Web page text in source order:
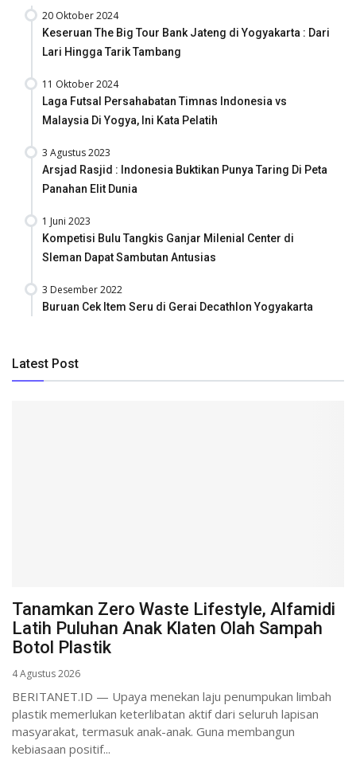
20 Oktober 2024
Keseruan The Big Tour Bank Jateng di Yogyakarta : Dari
Lari Hingga Tarik Tambang
11 Oktober 2024
Laga Futsal Persahabatan Timnas Indonesia vs
Malaysia Di Yogya, Ini Kata Pelatih
3 Agustus 2023
Arsjad Rasjid : Indonesia Buktikan Punya Taring Di Peta
Panahan Elit Dunia
1 Juni 2023
Kompetisi Bulu Tangkis Ganjar Milenial Center di
Sleman Dapat Sambutan Antusias
3 Desember 2022
Buruan Cek Item Seru di Gerai Decathlon Yogyakarta
Latest Post
Tanamkan Zero Waste Lifestyle, Alfamidi
Latih Puluhan Anak Klaten Olah Sampah
Botol Plastik
4 Agustus 2026
BERITANET.ID — Upaya menekan laju penumpukan limbah
plastik memerlukan keterlibatan aktif dari seluruh lapisan
masyarakat, termasuk anak-anak. Guna membangun
kebiasaan positif...